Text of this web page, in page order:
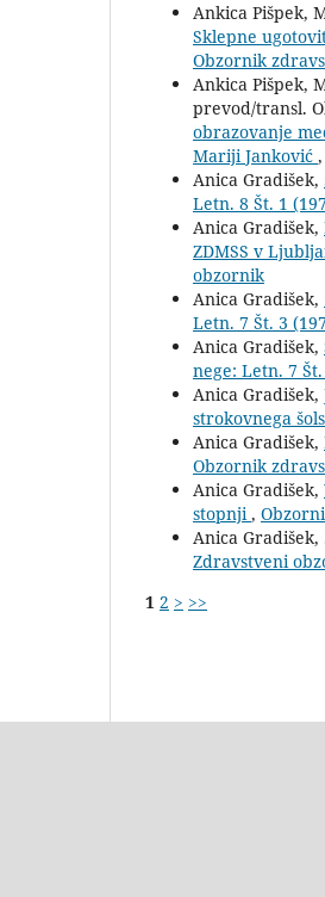
Ankica Pišpek,
Sklepne
Obzornik
Ankica Pišpek,
prevod/transl.
obrazovanje
Mariji Janković ,
Anica Gradišek,
Letn. 8 Št. 1
Anica Gradišek,
ZDMSS v
obzornik
Anica Gradišek,
Letn. 7 Št. 3
Anica Gradišek,
nege: Letn. 7
Anica Gradišek,
strokovnega
Anica Gradišek,
Obzornik
Anica Gradišek,
stopnji,
Anica Gradišek,
Zdravstveni
1 2 > >>